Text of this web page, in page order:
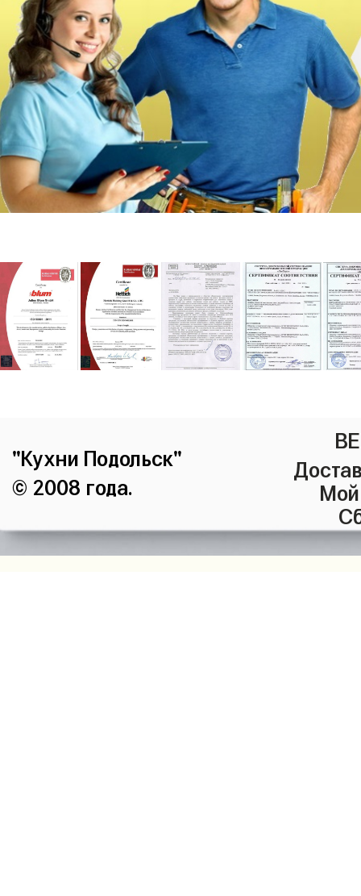
"Кухни Подольск"
© 2008 года.